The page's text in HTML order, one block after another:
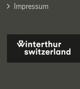
Impressum